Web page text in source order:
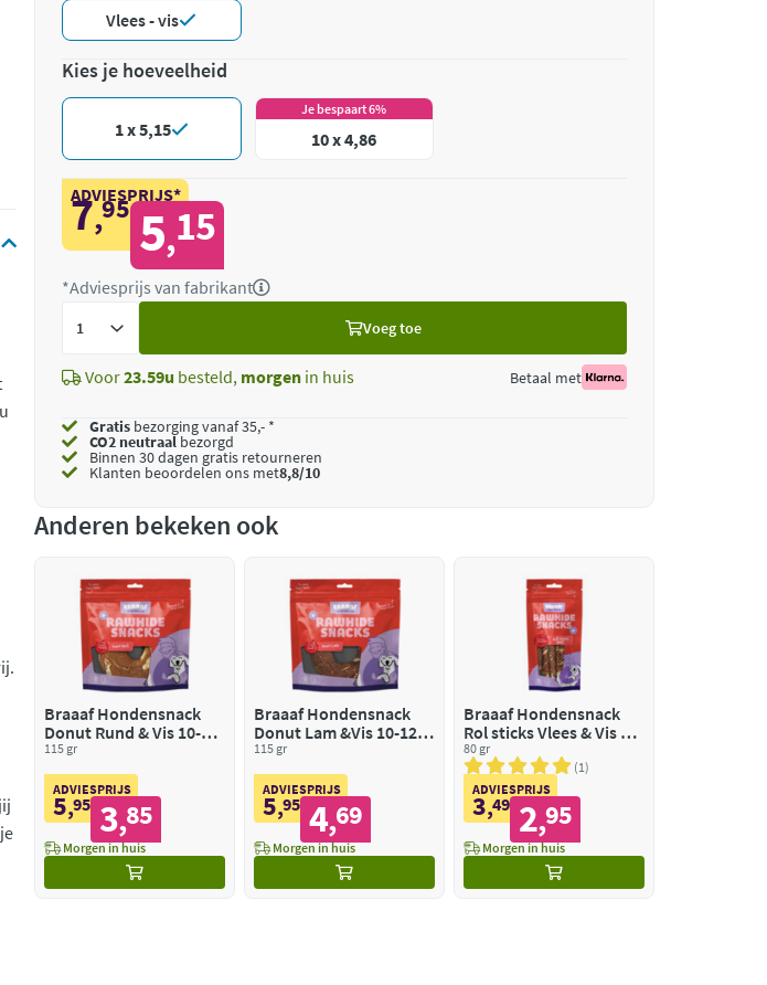
Vlees - vis
Kies je hoeveelheid
1 x 5,15
Je bespaart 6%
10 x 4,86
ADVIESPRIJS*
7,95 5,15
*Adviesprijs van fabrikant
Voeg toe
Voor23.59u besteld, morgen in huis Betaal met
Gratis bezorging vanaf 35,- *
CO2 neutraalbezorgd
Binnen 30 dagen gratis retourneren
Klanten beoordelen ons met8,8/10
Anderen bekeken ook
Braaaf Hondensnack
Donut Rund & Vis 10-12
cm
115 gr
ADVIESPRIJS
5,95 3,85
Morgen in huis
Braaaf Hondensnack
Donut Lam &Vis 10-12
cm
115 gr
ADVIESPRIJS
5,95 4,69
Morgen in huis
Braaaf Hondensnack
Rol sticks Vlees & Vis 12
cm
80 gr
1
ADVIESPRIJS
3,49 2,95
Morgen in huis